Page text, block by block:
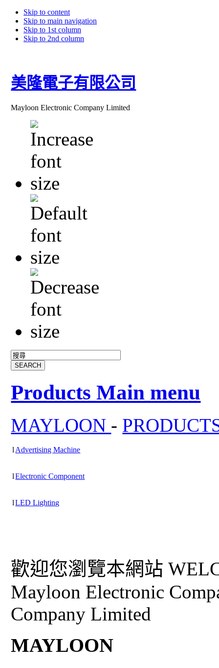
Skip to content
Skip to main navigation
Skip to 1st column
Skip to 2nd column
美隆電子有限公司
Mayloon Electronic Company Limited
Products Main menu
MAYLOON -
l Advertising Machine
l Electronic Component
l LED Lighting
歡迎您瀏覽本網站
Mayloon Electronic
Company Limited
MAYLOON